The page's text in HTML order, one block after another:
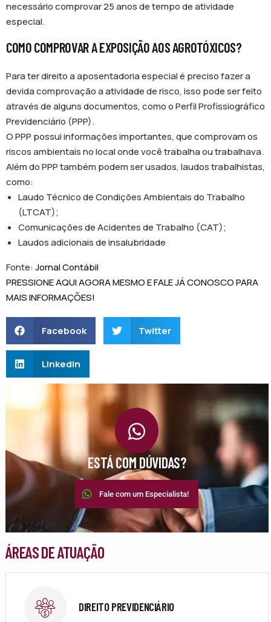
necessário comprovar 25 anos de tempo de atividade
especial.
COMO COMPROVAR A EXPOSIÇÃO AOS AGROTÓXICOS?
Para ter direito a aposentadoria especial é preciso fazer a
devida comprovação a atividade de risco, isso pode ser feito
através de alguns documentos, como o Perfil Profissiográfico
Previdenciário (PPP).
O PPP possui informações importantes, que comprovam os
riscos ambientais no local onde você trabalha ou trabalhava.
Além do PPP também podem ser usados, laudos trabalhistas,
como:
Laudo Técnico de Condições Ambientais do Trabalho
(LTCAT);
Comunicações de Acidentes de Trabalho (CAT);
Laudos adicionais de insalubridade
Fonte:Jornal Contábil
PRESSIONE AQUI AGORA MESMO E FALE JÁ CONOSCO PARA
MAIS INFORMAÇÕES!
Facebook Twitter
LinkedIn
ESTÁ COM DÚVIDAS?
Fale com um Especialista!
ÁREAS DE ATUAÇÃO
DIREITO PREVIDENCIÁRIO